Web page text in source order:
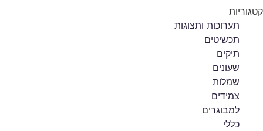
קטגוריות
תערוכות ותצוגות
תכשיטים
תיקים
שעונים
שמלות
צמידים
למבוגרים
כללי